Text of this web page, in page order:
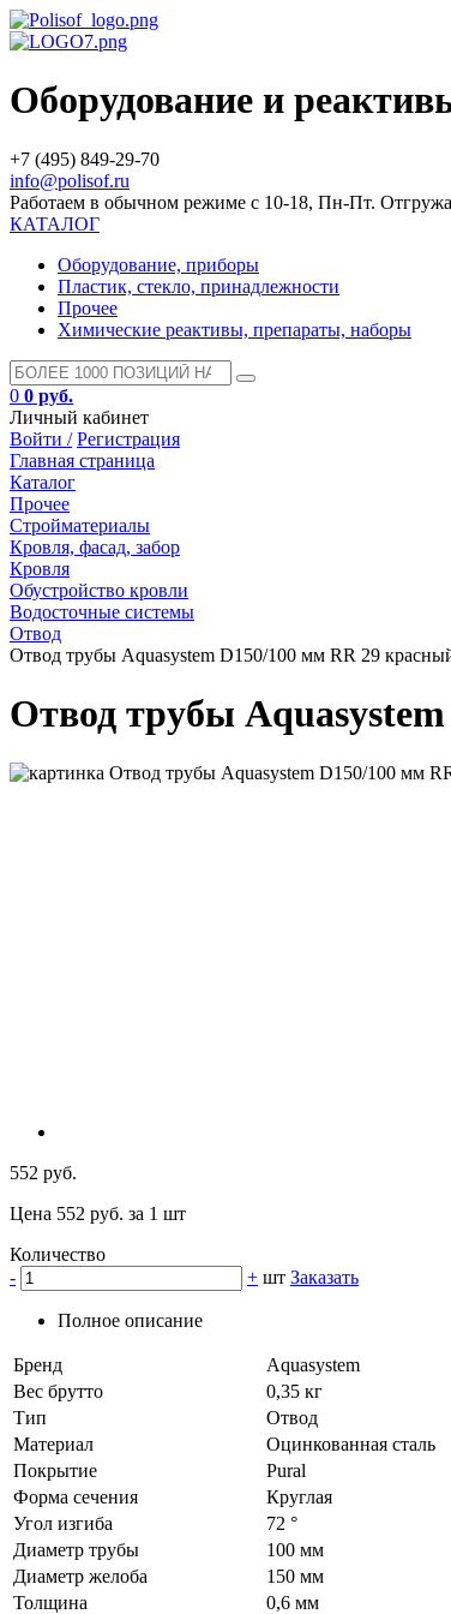
Оборудование и
+7 (495) 849-29-70
info@polisof.ru
Работаем в обычном режиме с 10-18, Пн-Пт.
КАТАЛОГ
Оборудование, приборы
Пластик, стекло, принадлежности
Прочее
Химические реактивы, препараты, наборы
0 0 руб.
Личный кабинет
Войти / Регистрация
Главная страница
Каталог
Прочее
Стройматериалы
Кровля, фасад, забор
Кровля
Обустройство кровли
Водосточные системы
Отвод
Отвод трубы Aquasystem D150/100 мм RR 29
Отвод трубы
552 руб.
Цена 552 руб. за 1 шт
Количество
-
+ шт Заказать
Полное описание
Бренд
Aquasystem
Вес брутто
0,35 кг
Тип
Отвод
Материал
Оцинкованная сталь
Покрытие
Pural
Форма сечения
Круглая
Угол изгиба
72 °
Диаметр трубы
100 мм
Диаметр желоба
150 мм
Толщина
0,6 мм